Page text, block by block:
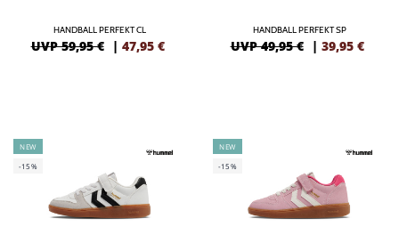
HANDBALL PERFEKT CL
UVP 59,95 € | 47,95 €
HANDBALL PERFEKT SP
UVP 49,95 € | 39,95 €
NEW
-15%
NEW
-15%